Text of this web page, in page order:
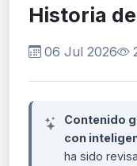
Historia
06 Jul 2026
Contenido
con
ha sido